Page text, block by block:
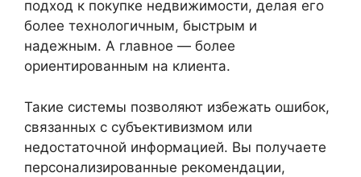
подход к покупке недвижимости, делая его
более технологичным, быстрым и
надежным. А главное — более
ориентированным на клиента.
Такие системы позволяют избежать ошибок,
связанных с субъективизмом или
недостаточной информацией. Вы получаете
персонализированные рекомендации,